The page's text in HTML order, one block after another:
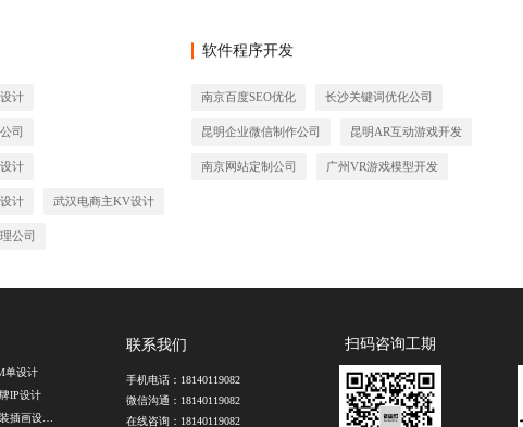
计
司
计
计 武汉电商主KV设计
公司
软件程序开发
南京百度SEO优化 长沙关键词优化公司
昆明企业微信制作公司 昆明AR互动游戏开发
南京网站定制公司 广州VR游戏模型开发
单设计
IP设计
联系我们
手机电话： 18140119082
微信沟通： 18140119082
在线咨询： 18140119082
扫码咨询工期